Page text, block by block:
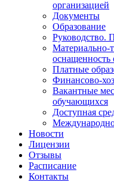
организацией
Документы
Образование
Руководство.
Материально-
оснащенность
Платные
Финансово-
Вакантные
обучающихся
Доступная
Новости
Лицензии
Отзывы
Расписание
Контакты